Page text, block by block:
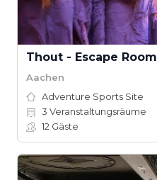
Thout - Escape Room
Aachen
Adventure Sports Site
3 Veranstaltungsräume
12 Gäste